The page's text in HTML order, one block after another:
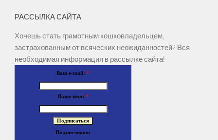
РАССЫЛКА САЙТА
Хочешь стать грамотным кошковладельцем,
застрахованным от всяческих неожиданностей? Вся
необходимая информация в рассылке сайта!
Ваш e-mail: *
Ваше имя: *
Подписчиков: